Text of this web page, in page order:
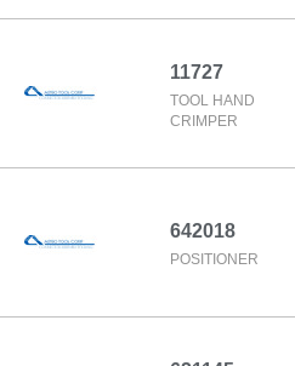
11727
TOOL HAND
CRIMPER
642018
POSITIONER